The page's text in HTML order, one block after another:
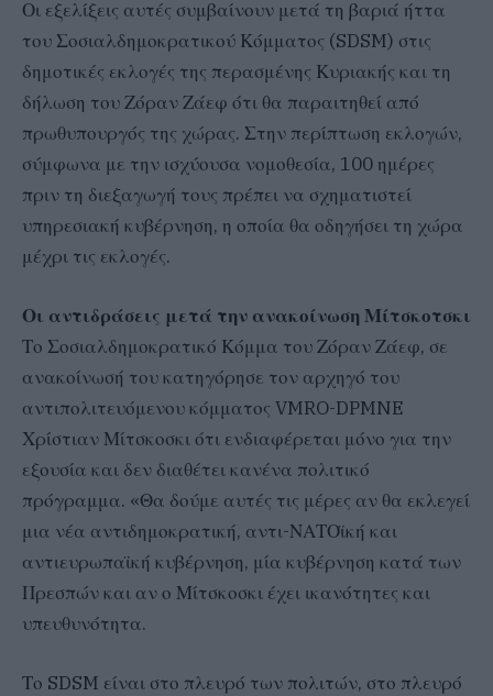
Οι εξελίξεις αυτές συμβαίνουν μετά τη βαριά ήττα
του Σοσιαλδημοκρατικού Κόμματος (SDSM) στις
δημοτικές εκλογές της περασμένης Κυριακής και τη
δήλωση του Ζόραν Ζάεφ ότι θα παραιτηθεί από
πρωθυπουργός της χώρας. Στην περίπτωση εκλογών,
σύμφωνα με την ισχύουσα νομοθεσία, 100 ημέρες
πριν τη διεξαγωγή τους πρέπει να σχηματιστεί
υπηρεσιακή κυβέρνηση, η οποία θα οδηγήσει τη χώρα
μέχρι τις εκλογές.
Οι αντιδράσεις μετά την ανακοίνωση Μίτσκοτσκι
Το Σοσιαλδημοκρατικό Κόμμα του Ζόραν Ζάεφ, σε
ανακοίνωσή του κατηγόρησε τον αρχηγό του
αντιπολιτευόμενου κόμματος VMRO-DPMNE
Χρίστιαν Μίτσκοσκι ότι ενδιαφέρεται μόνο για την
εξουσία και δεν διαθέτει κανένα πολιτικό
πρόγραμμα. «Θα δούμε αυτές τις μέρες αν θα εκλεγεί
μια νέα αντιδημοκρατική, αντι-ΝΑΤΟϊκή και
αντιευρωπαϊκή κυβέρνηση, μία κυβέρνηση κατά των
Πρεσπών και αν ο Μίτσκοσκι έχει ικανότητες και
υπευθυνότητα.
Το SDSM είναι στο πλευρό των πολιτών, στο πλευρό